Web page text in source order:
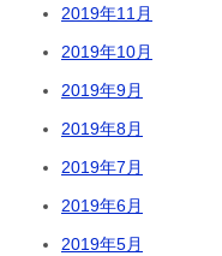
2019年11月
2019年10月
2019年9月
2019年8月
2019年7月
2019年6月
2019年5月